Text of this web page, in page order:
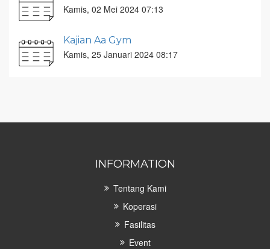
Kamis, 02 Mei 2024 07:13
Kajian Aa Gym
Kamis, 25 Januari 2024 08:17
INFORMATION
Tentang Kami
Koperasi
Fasilitas
Event